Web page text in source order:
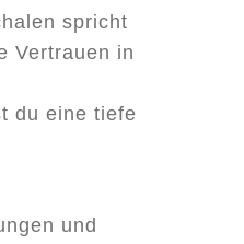
spricht
Vertrauen in
du eine tiefe
und